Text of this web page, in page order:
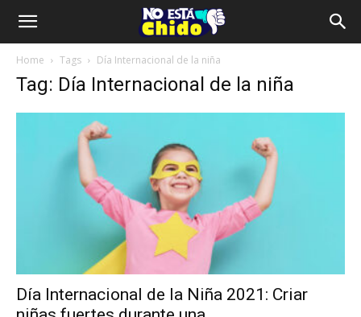
Home Tags Día Internacional de la niña
Tag: Día Internacional de la niña
Día Internacional de la Niña 2021: Criar